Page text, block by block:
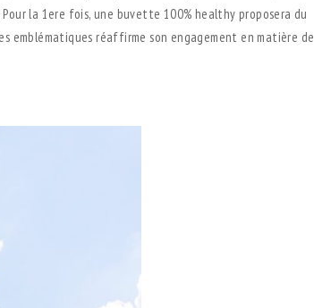
la 1ere fois, une buvette 100% healthy proposera du
emblématiques réaffirme son engagement en matière de